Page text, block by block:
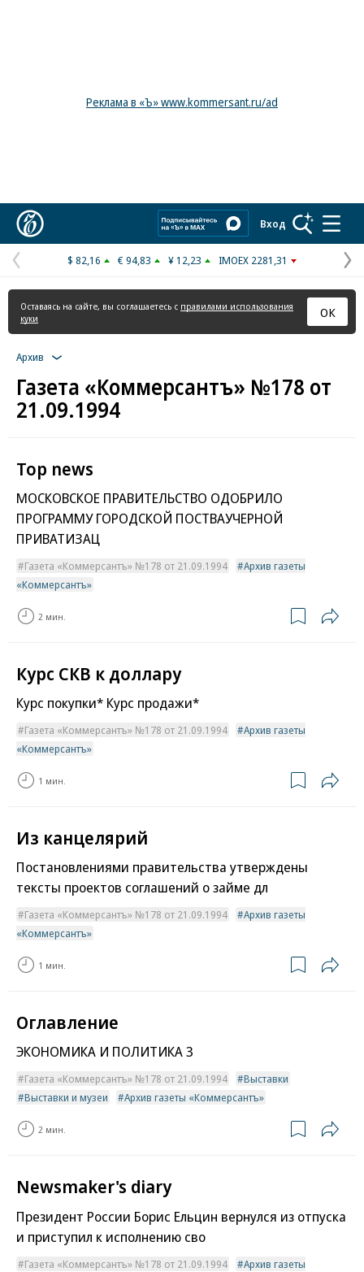
Реклама в «Ъ» www.kommersant.ru/ad
Вход
Предыдущая
страница
$ 82,16 € 94,83 ¥ 12,23 IMOEX 2281,31
Оставаясь на сайте, вы соглашаетесь с правилами использования
куки
ОК
Архив
Газета «Коммерсантъ» №178 от
21.09.1994
Top news
МОСКОВСКОЕ ПРАВИТЕЛЬСТВО ОДОБРИЛО
ПРОГРАММУ ГОРОДСКОЙ ПОСТВАУЧЕРНОЙ
ПРИВАТИЗАЦ
Газета «Коммерсантъ» №178 от 21.09.1994
Архив газеты
«Коммерсантъ»
2 мин.
Курс СКВ к доллару
Курс покупки* Курс продажи*
Газета «Коммерсантъ» №178 от 21.09.1994
Архив газеты
«Коммерсантъ»
1 мин.
Из канцелярий
Постановлениями правительства утверждены
тексты проектов соглашений о займе дл
Газета «Коммерсантъ» №178 от 21.09.1994
Архив газеты
«Коммерсантъ»
1 мин.
Оглавление
ЭКОНОМИКА И ПОЛИТИКА 3
Газета «Коммерсантъ» №178 от 21.09.1994
Выставки
Выставки и музеи
Архив газеты «Коммерсантъ»
2 мин.
Newsmaker's diary
Президент России Борис Ельцин вернулся из отпуска
и приступил к исполнению сво
Газета «Коммерсантъ» №178 от 21.09.1994
Архив газеты